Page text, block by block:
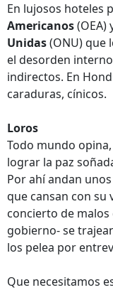
En lujosos hoteles
Americanos(OEA)
Unidas(ONU) que
el desorden
indirectos. En
caraduras, cínicos.
Loros
Todo mundo
lograr la paz
Por ahí andan
que cansan con su
concierto de
gobierno- se
los pelea por
Que necesitamos